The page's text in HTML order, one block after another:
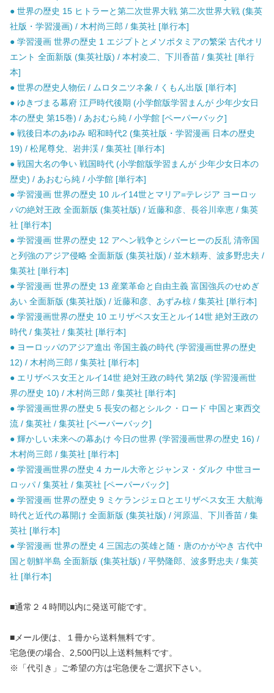
● 世界の歴史 15 ヒトラーと第二次世界大戦 第二次世界大戦 (集英
社版・学習漫画) / 木村尚三郎 / 集英社 [単行本]
● 学習漫画 世界の歴史 1 エジプトとメソポタミアの繁栄 古代オリ
エント 全面新版 (集英社版) / 本村凌二、下川香苗 / 集英社 [単行
本]
● 世界の歴史人物伝 / ムロタニツネ象 / くもん出版 [単行本]
● ゆきづまる幕府 江戸時代後期 (小学館版学習まんが 少年少女日
本の歴史 第15巻) / あおむら純 / 小学館 [ペーパーバック]
● 戦後日本のあゆみ 昭和時代2 (集英社版・学習漫画 日本の歴史
19) / 松尾尊兌、岩井渓 / 集英社 [単行本]
● 戦国大名の争い 戦国時代 (小学館版学習まんが 少年少女日本の
歴史) / あおむら純 / 小学館 [単行本]
● 学習漫画 世界の歴史 10 ルイ14世とマリア=テレジア ヨーロッ
パの絶対王政 全面新版 (集英社版) / 近藤和彦、長谷川幸恵 / 集英
社 [単行本]
● 学習漫画 世界の歴史 12 アヘン戦争とシパーヒーの反乱 清帝国
と列強のアジア侵略 全面新版 (集英社版) / 並木頼寿、波多野忠夫 /
集英社 [単行本]
● 学習漫画 世界の歴史 13 産業革命と自由主義 富国強兵のせめぎ
あい 全面新版 (集英社版) / 近藤和彦、あずみ椋 / 集英社 [単行本]
● 学習漫画世界の歴史 10 エリザベス女王とルイ14世 絶対王政の
時代 / 集英社 / 集英社 [単行本]
● ヨーロッパのアジア進出 帝国主義の時代 (学習漫画世界の歴史
12) / 木村尚三郎 / 集英社 [単行本]
● エリザベス女王とルイ14世 絶対王政の時代 第2版 (学習漫画世
界の歴史 10) / 木村尚三郎 / 集英社 [単行本]
● 学習漫画世界の歴史 5 長安の都とシルク・ロード 中国と東西交
流 / 集英社 / 集英社 [ペーパーバック]
● 輝かしい未来への幕あけ 今日の世界 (学習漫画世界の歴史 16) /
木村尚三郎 / 集英社 [単行本]
● 学習漫画世界の歴史 4 カール大帝とジャンヌ・ダルク 中世ヨー
ロッパ / 集英社 / 集英社 [ペーパーバック]
● 学習漫画 世界の歴史 9 ミケランジェロとエリザベス女王 大航海
時代と近代の幕開け 全面新版 (集英社版) / 河原温、下川香苗 / 集
英社 [単行本]
● 学習漫画 世界の歴史 4 三国志の英雄と随・唐のかがやき 古代中
国と朝鮮半島 全面新版 (集英社版) / 平勢隆郎、波多野忠夫 / 集英
社 [単行本]
■通常２４時間以内に発送可能です。
■メール便は、１冊から送料無料です。
宅急便の場合、2,500円以上送料無料です。
※「代引き」ご希望の方は宅急便をご選択下さい。